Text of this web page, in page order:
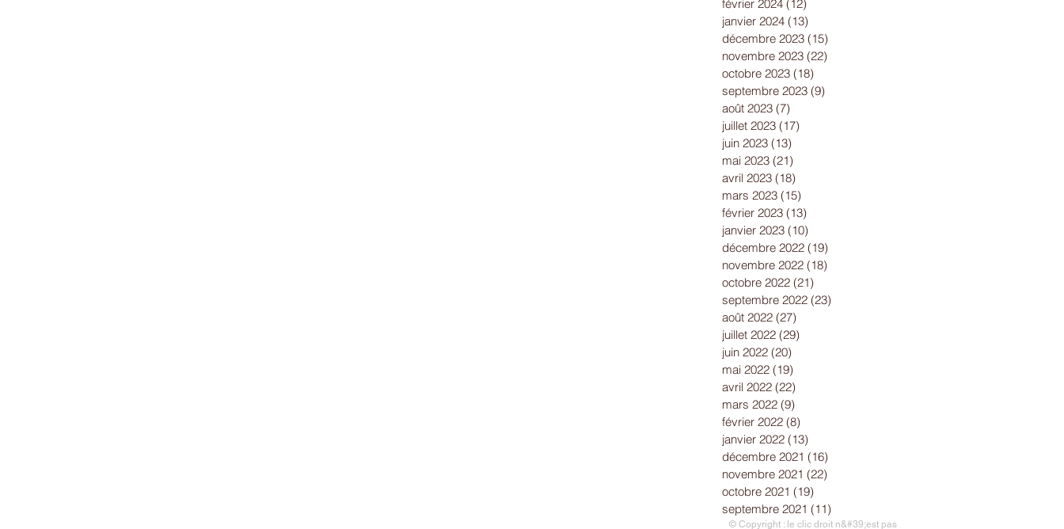
février 2024 (12)
janvier 2024 (13)
décembre 2023 (15)
novembre 2023 (22)
octobre 2023 (18)
septembre 2023 (9)
août 2023 (7)
juillet 2023 (17)
juin 2023 (13)
mai 2023 (21)
avril 2023 (18)
mars 2023 (15)
février 2023 (13)
janvier 2023 (10)
décembre 2022 (19)
novembre 2022 (18)
octobre 2022 (21)
septembre 2022 (23)
août 2022 (27)
juillet 2022 (29)
juin 2022 (20)
mai 2022 (19)
avril 2022 (22)
mars 2022 (9)
février 2022 (8)
janvier 2022 (13)
décembre 2021 (16)
novembre 2021 (22)
octobre 2021 (19)
septembre 2021 (11)
© Copyright : le clic droit n&#39;est pas